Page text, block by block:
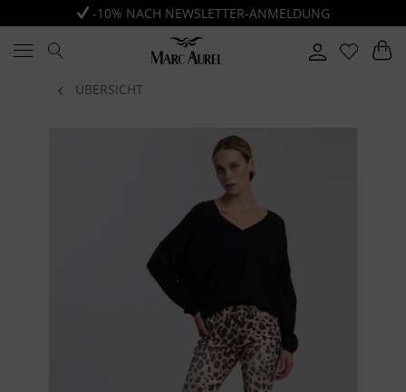
-10% NACH NEWSLETTER-ANMELDUNG
ÜBERSICHT